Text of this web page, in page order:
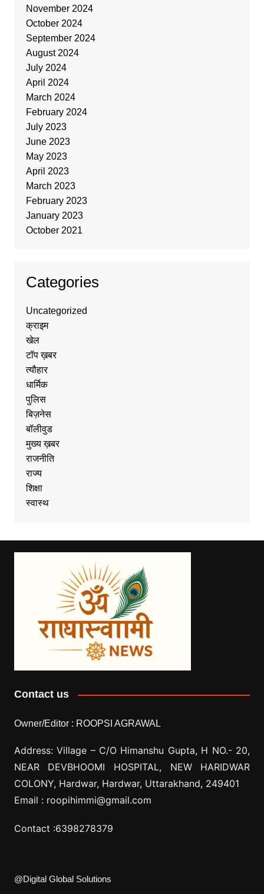
November 2024
October 2024
September 2024
August 2024
July 2024
April 2024
March 2024
February 2024
July 2023
June 2023
May 2023
April 2023
March 2023
February 2023
January 2023
October 2021
Categories
Uncategorized
क्राइम
खेल
टॉप ख़बर
त्यौहार
धार्मिक
पुलिस
बिज़नेस
बॉलीवुड
मुख्य ख़बर
राजनीति
राज्य
शिक्षा
स्वास्थ
Contact us
Owner/Editor : ROOPSI AGRAWAL
Address: Village – C/O Himanshu Gupta, H NO.- 20,
NEAR DEVBHOOMI HOSPITAL, NEW HARIDWAR
COLONY, Hardwar, Hardwar, Uttarakhand, 249401
Email : roopihimmi@gmail.com
Contact :6398278379
@Digital Global Solutions